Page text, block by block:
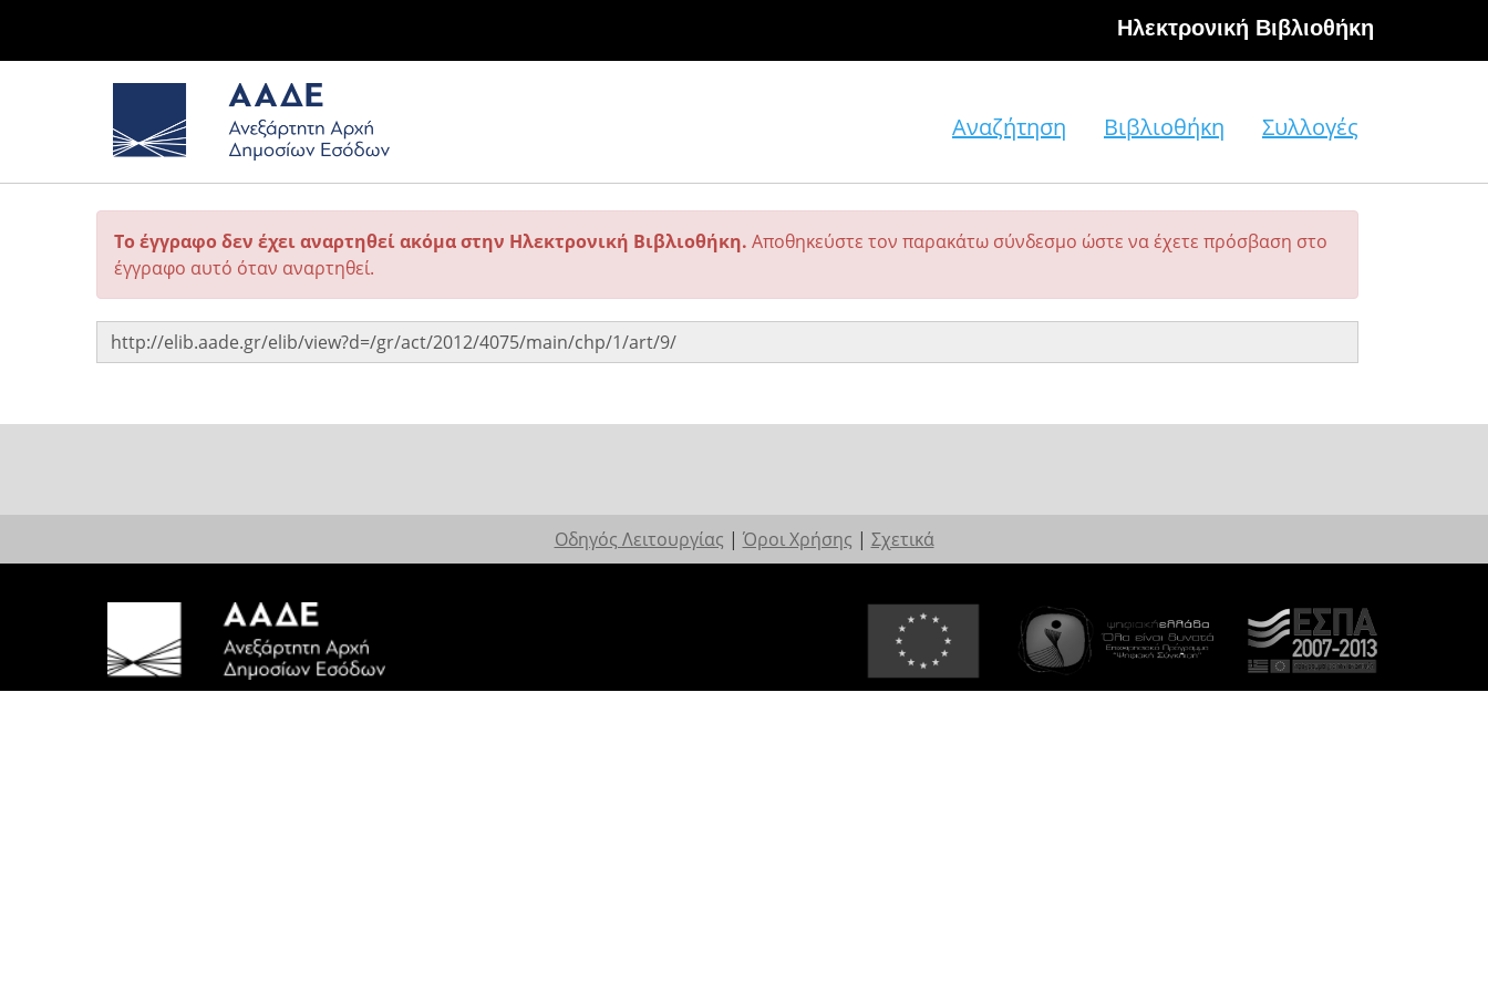
Hλεκτρονική Βιβλιοθήκη
Αναζήτηση Βιβλιοθήκη Συλλογές
Το έγγραφο δεν έχει αναρτηθεί ακόμα στην Ηλεκτρονική Βιβλιοθήκη. Αποθηκεύστε τον παρακάτω σύνδεσμο ώστε να έχετε πρόσβαση στο
έγγραφο αυτό όταν αναρτηθεί.
Οδηγός Λειτουργίας | Όροι Χρήσης | Σχετικά